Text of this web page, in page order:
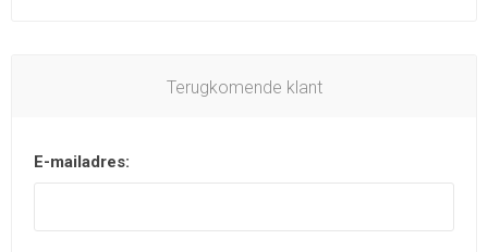
Terugkomende klant
E-mailadres: